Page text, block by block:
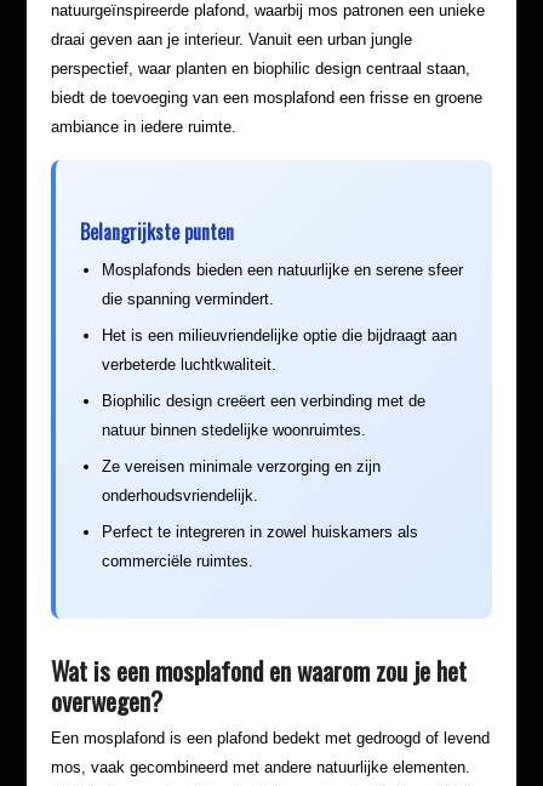
natuurgeïnspireerde plafond, waarbij mos patronen een unieke
draai geven aan je interieur. Vanuit een urban jungle
perspectief, waar planten en biophilic design centraal staan,
biedt de toevoeging van een mosplafond een frisse en groene
ambiance in iedere ruimte.
Belangrijkste punten
Mosplafonds bieden een natuurlijke en serene sfeer
die spanning vermindert.
Het is een milieuvriendelijke optie die bijdraagt aan
verbeterde luchtkwaliteit.
Biophilic design creëert een verbinding met de
natuur binnen stedelijke woonruimtes.
Ze vereisen minimale verzorging en zijn
onderhoudsvriendelijk.
Perfect te integreren in zowel huiskamers als
commerciële ruimtes.
Wat is een mosplafond en waarom zou je het
overwegen?
Een mosplafond is een plafond bedekt met gedroogd of levend
mos, vaak gecombineerd met andere natuurlijke elementen.